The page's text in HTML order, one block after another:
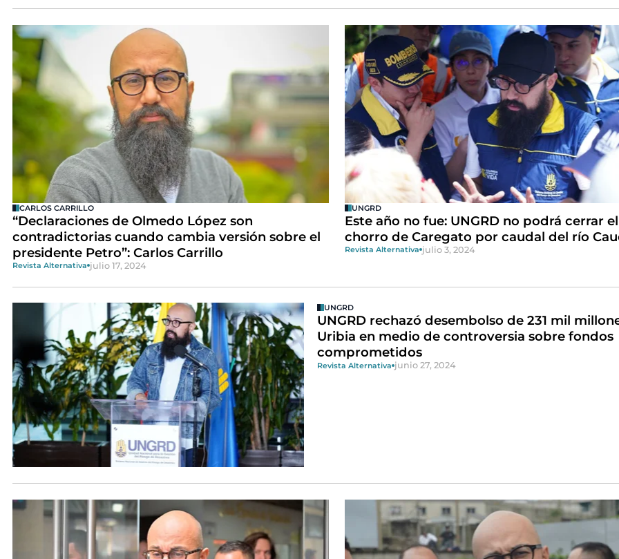
CARLOS CARRILLO
“Declaraciones de Olmedo López son
contradictorias cuando cambia versión sobre el
presidente Petro”: Carlos Carrillo
Revista Alternativa julio 17, 2024
UNGRD
Este año no fue: UNGRD no podrá cerrar el
chorro de Caregato por caudal del río
Revista Alternativa julio 3, 2024
UNGRD
UNGRD rechazó desembolso de 231 mil
Uribia en medio de controversia sobre fondos
comprometidos
Revista Alternativa junio 27, 2024